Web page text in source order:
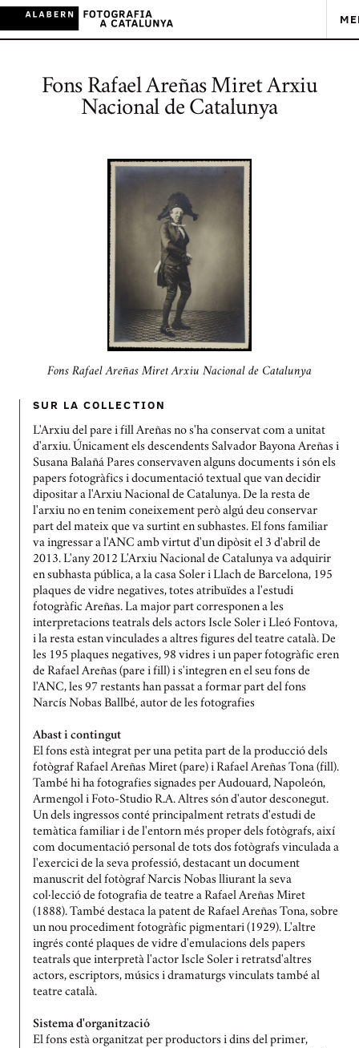
Fons Rafael Areñas Miret Arxiu
Nacional de Catalunya
Fons Rafael Areñas Miret Arxiu Nacional de Catalunya
SUR LA COLLECTION
L'Arxiu del pare i fill Areñas no s'ha conservat com a unitat
d'arxiu. Únicament els descendents Salvador Bayona Areñas i
Susana Balañá Pares conservaven alguns documents i són els
papers fotogràfics i documentació textual que van decidir
dipositar a l'Arxiu Nacional de Catalunya. De la resta de
l'arxiu no en tenim coneixement però algú deu conservar
part del mateix que va surtint en subhastes. El fons familiar
va ingressar a l'ANC amb virtut d'un dipòsit el 3 d'abril de
2013. L'any 2012 L'Arxiu Nacional de Catalunya va adquirir
en subhasta pública, a la casa Soler i Llach de Barcelona, 195
plaques de vidre negatives, totes atribuïdes a l'estudi
fotogràfic Areñas. La major part corresponen a les
interpretacions teatrals dels actors Iscle Soler i Lleó Fontova,
i la resta estan vinculades a altres figures del teatre català. De
les 195 plaques negatives, 98 vidres i un paper fotogràfic eren
de Rafael Areñas (pare i fill) i s'integren en el seu fons de
l'ANC, les 97 restants han passat a formar part del fons
Narcís Nobas Ballbé, autor de les fotografies
Abast i contingut
El fons està integrat per una petita part de la producció dels
fotògraf Rafael Areñas Miret (pare) i Rafael Areñas Tona (fill).
També hi ha fotografies signades per Audouard, Napoleón,
Armengol i Foto-Studio R.A. Altres són d'autor desconegut.
Un dels ingressos conté principalment retrats d'estudi de
temàtica familiar i de l'entorn més proper dels fotògrafs, així
com documentació personal de tots dos fotògrafs vinculada a
l'exercici de la seva professió, destacant un document
manuscrit del fotògraf Narcis Nobas lliurant la seva
col·lecció de fotografia de teatre a Rafael Areñas Miret
(1888). També destaca la patent de Rafael Areñas Tona, sobre
un nou procediment fotogràfic pigmentari (1929). L'altre
ingrés conté plaques de vidre d'emulacions dels papers
teatrals que interpretà l'actor Iscle Soler i retratsd'altres
actors, escriptors, músics i dramaturgs vinculats també al
teatre català.
Sistema d'organització
El fons està organitzat per productors i dins del primer,